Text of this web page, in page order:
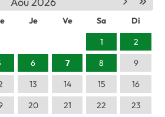
Je Ve Sa
Di
1
2
6 7 8
9
13 14 15
16
20 21 22
23